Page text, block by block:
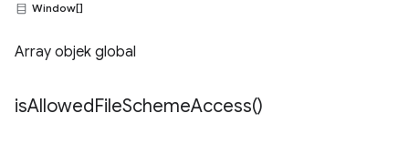
Window[]
Array objek global
isAllowedFileSchemeAccess()